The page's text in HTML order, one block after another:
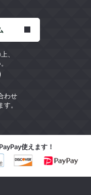
わせ
。
、
使えます！